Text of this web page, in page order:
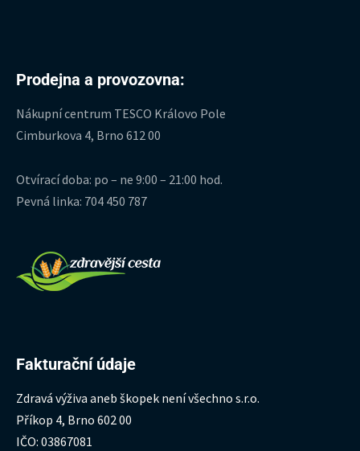
Prodejna a provozovna:
Nákupní centrum TESCO Královo Pole
Cimburkova 4, Brno 612 00
Otvírací doba: po – ne 9:00 – 21:00 hod.
Pevná linka: 704 450 787
Fakturační údaje
Zdravá výživa aneb škopek není všechno s.r.o.
Příkop 4, Brno 602 00
IČO: 03867081